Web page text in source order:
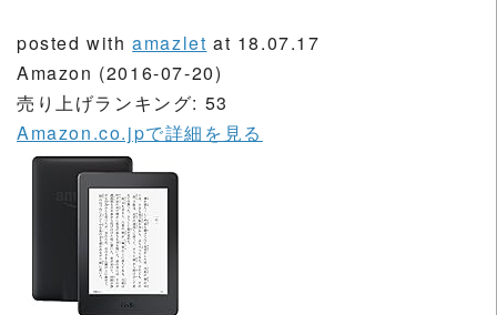
posted withamazlet at 18.07.17
Amazon (2016-07-20)
売り上げランキング: 53
Amazon.co.jpで詳細を見る